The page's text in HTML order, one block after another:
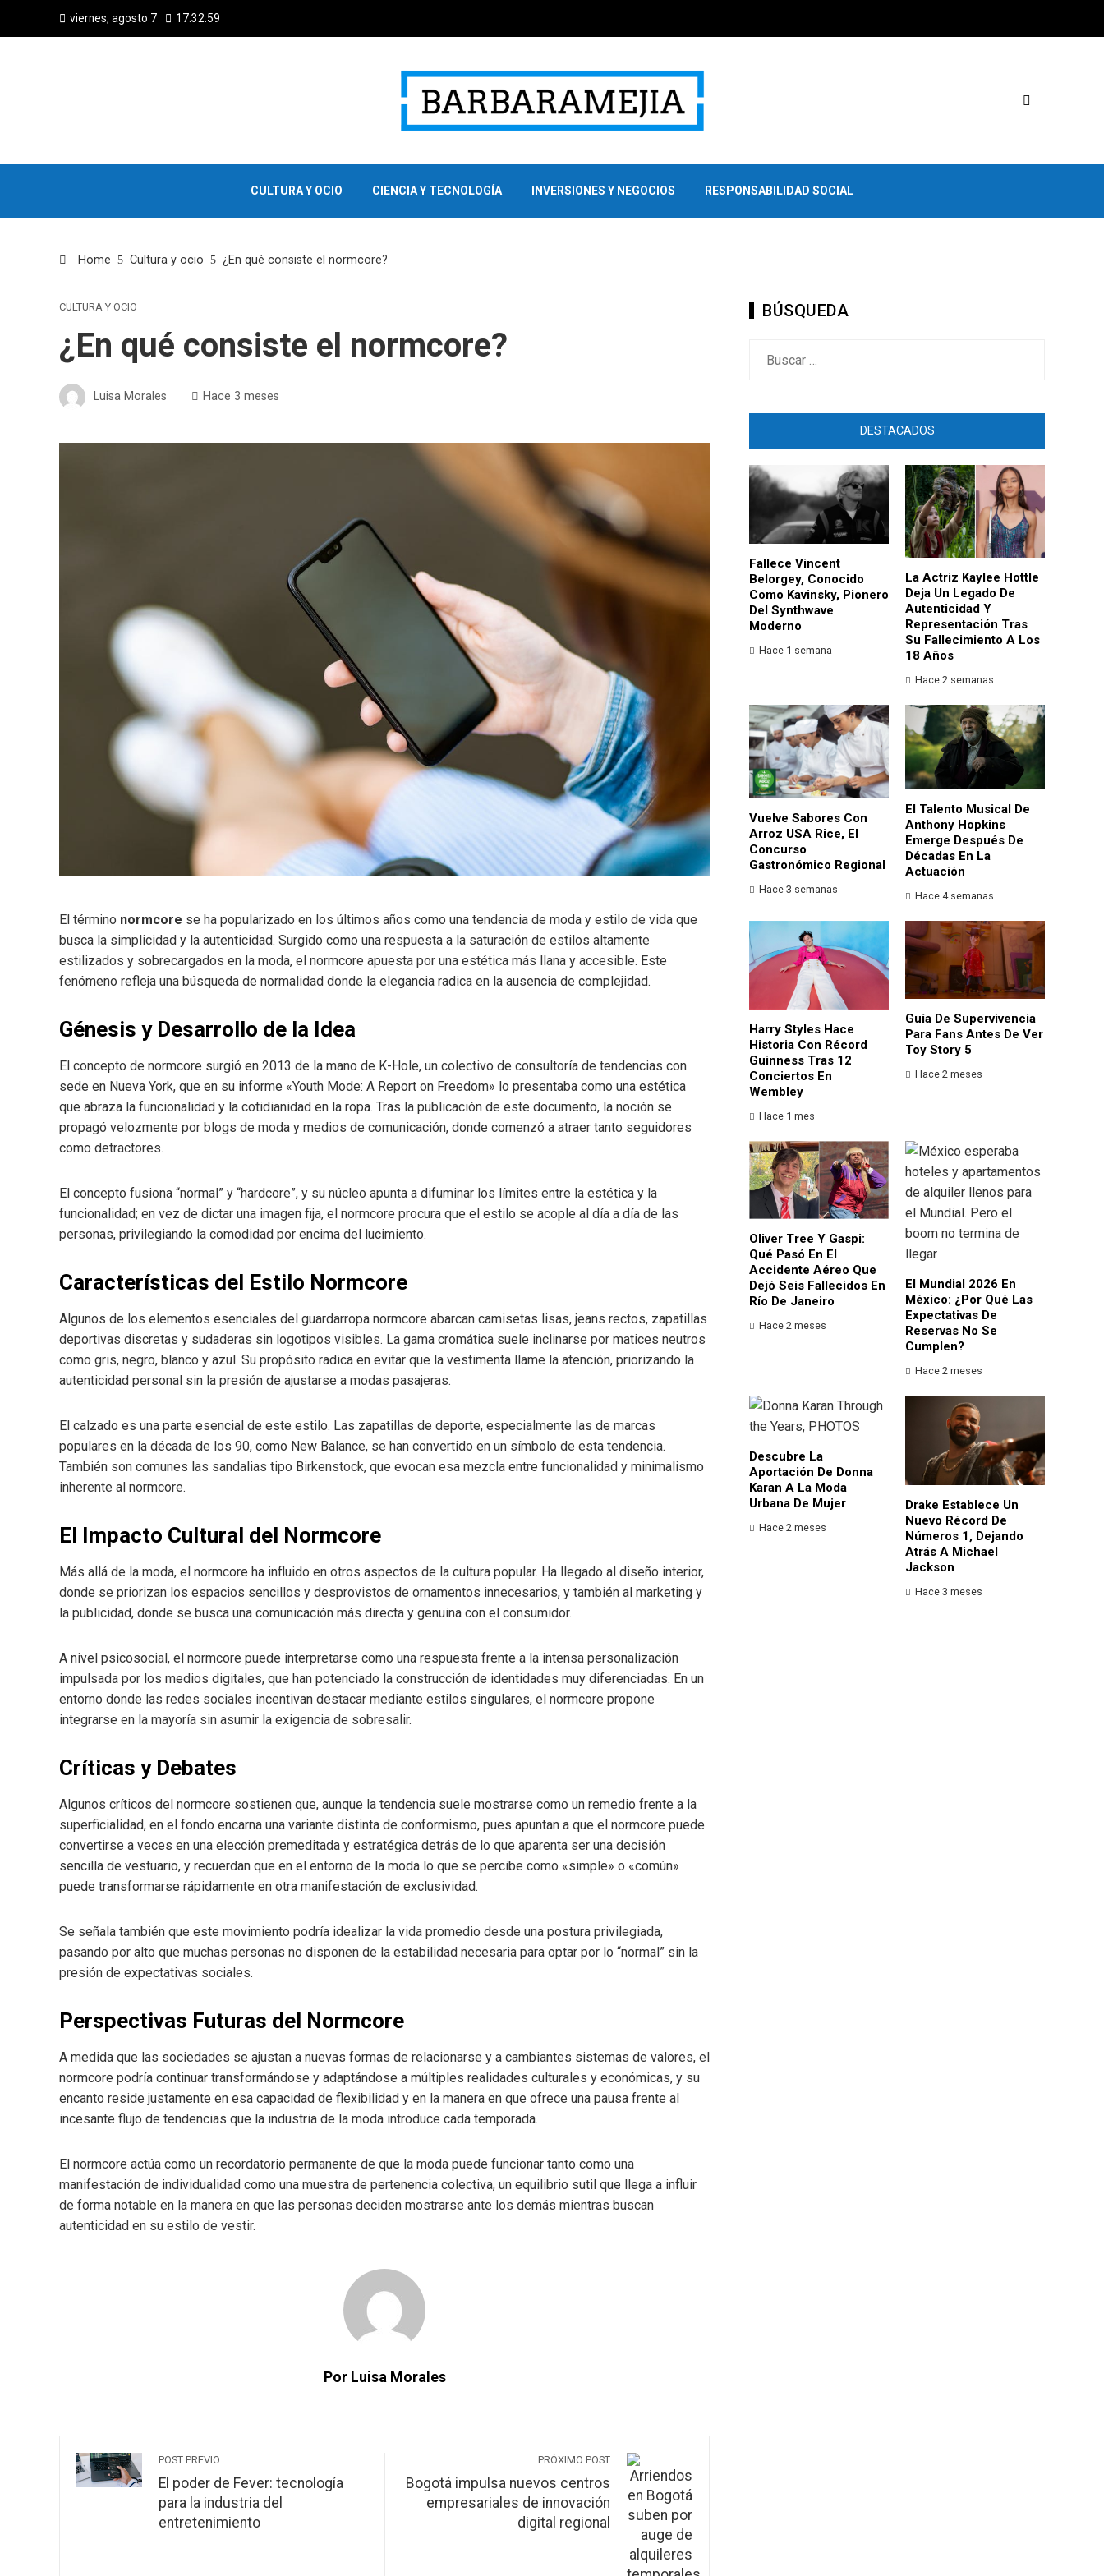
viernes, agosto 7 17:33:00
CULTURA Y OCIO CIENCIA Y TECNOLOGÍA INVERSIONES Y NEGOCIOS RESPONSABILIDAD SOCIAL
Home Cultura y ocio ¿En qué consiste el normcore?
CULTURA Y OCIO
¿En qué consiste el normcore?
Luisa Morales Hace 3 meses
El término normcore se ha popularizado en los últimos años como una tendencia de moda y estilo de vida que
busca la simplicidad y la autenticidad. Surgido como una respuesta a la saturación de estilos altamente
estilizados y sobrecargados en la moda, el normcore apuesta por una estética más llana y accesible. Este
fenómeno refleja una búsqueda de normalidad donde la elegancia radica en la ausencia de complejidad.
Génesis y Desarrollo de la Idea
El concepto de normcore surgió en 2013 de la mano de K-Hole, un colectivo de consultoría de tendencias con
sede en Nueva York, que en su informe «Youth Mode: A Report on Freedom» lo presentaba como una estética
que abraza la funcionalidad y la cotidianidad en la ropa. Tras la publicación de este documento, la noción se
propagó velozmente por blogs de moda y medios de comunicación, donde comenzó a atraer tanto seguidores
como detractores.
El concepto fusiona “normal” y “hardcore”, y su núcleo apunta a difuminar los límites entre la estética y la
funcionalidad; en vez de dictar una imagen fija, el normcore procura que el estilo se acople al día a día de las
personas, privilegiando la comodidad por encima del lucimiento.
Características del Estilo Normcore
Algunos de los elementos esenciales del guardarropa normcore abarcan camisetas lisas, jeans rectos, zapatillas
deportivas discretas y sudaderas sin logotipos visibles. La gama cromática suele inclinarse por matices neutros
como gris, negro, blanco y azul. Su propósito radica en evitar que la vestimenta llame la atención, priorizando la
autenticidad personal sin la presión de ajustarse a modas pasajeras.
El calzado es una parte esencial de este estilo. Las zapatillas de deporte, especialmente las de marcas
populares en la década de los 90, como New Balance, se han convertido en un símbolo de esta tendencia.
También son comunes las sandalias tipo Birkenstock, que evocan esa mezcla entre funcionalidad y minimalismo
inherente al normcore.
El Impacto Cultural del Normcore
Más allá de la moda, el normcore ha influido en otros aspectos de la cultura popular. Ha llegado al diseño interior,
donde se priorizan los espacios sencillos y desprovistos de ornamentos innecesarios, y también al marketing y
la publicidad, donde se busca una comunicación más directa y genuina con el consumidor.
A nivel psicosocial, el normcore puede interpretarse como una respuesta frente a la intensa personalización
impulsada por los medios digitales, que han potenciado la construcción de identidades muy diferenciadas. En un
entorno donde las redes sociales incentivan destacar mediante estilos singulares, el normcore propone
integrarse en la mayoría sin asumir la exigencia de sobresalir.
Críticas y Debates
Algunos críticos del normcore sostienen que, aunque la tendencia suele mostrarse como un remedio frente a la
superficialidad, en el fondo encarna una variante distinta de conformismo, pues apuntan a que el normcore puede
convertirse a veces en una elección premeditada y estratégica detrás de lo que aparenta ser una decisión
sencilla de vestuario, y recuerdan que en el entorno de la moda lo que se percibe como «simple» o «común»
puede transformarse rápidamente en otra manifestación de exclusividad.
Se señala también que este movimiento podría idealizar la vida promedio desde una postura privilegiada,
pasando por alto que muchas personas no disponen de la estabilidad necesaria para optar por lo “normal” sin la
presión de expectativas sociales.
Perspectivas Futuras del Normcore
A medida que las sociedades se ajustan a nuevas formas de relacionarse y a cambiantes sistemas de valores, el
normcore podría continuar transformándose y adaptándose a múltiples realidades culturales y económicas, y su
encanto reside justamente en esa capacidad de flexibilidad y en la manera en que ofrece una pausa frente al
incesante flujo de tendencias que la industria de la moda introduce cada temporada.
El normcore actúa como un recordatorio permanente de que la moda puede funcionar tanto como una
manifestación de individualidad como una muestra de pertenencia colectiva, un equilibrio sutil que llega a influir
de forma notable en la manera en que las personas deciden mostrarse ante los demás mientras buscan
autenticidad en su estilo de vestir.
Por Luisa Morales
POST PREVIO
El poder de Fever: tecnología
para la industria del
entretenimiento
PRÓXIMO POST
Bogotá impulsa nuevos centros
empresariales de innovación
digital regional
BÚSQUEDA
DESTACADOS
Fallece Vincent
Belorgey, Conocido
Como Kavinsky, Pionero
Del Synthwave
Moderno
Hace 1 semana
La Actriz Kaylee Hottle
Deja Un Legado De
Autenticidad Y
Representación Tras
Su Fallecimiento A Los
18 Años
Hace 2 semanas
Vuelve Sabores Con
Arroz USA Rice, El
Concurso
Gastronómico Regional
Hace 3 semanas
El Talento Musical De
Anthony Hopkins
Emerge Después De
Décadas En La
Actuación
Hace 4 semanas
Harry Styles Hace
Historia Con Récord
Guinness Tras 12
Conciertos En
Wembley
Hace 1 mes
Guía De Supervivencia
Para Fans Antes De Ver
Toy Story 5
Hace 2 meses
Oliver Tree Y Gaspi:
Qué Pasó En El
Accidente Aéreo Que
Dejó Seis Fallecidos En
Río De Janeiro
Hace 2 meses
El Mundial 2026 En
México: ¿por Qué Las
Expectativas De
Reservas No Se
Cumplen?
Hace 2 meses
Descubre La
Aportación De Donna
Karan A La Moda
Urbana De Mujer
Hace 2 meses
Drake Establece Un
Nuevo Récord De
Números 1, Dejando
Atrás A Michael
Jackson
Hace 3 meses